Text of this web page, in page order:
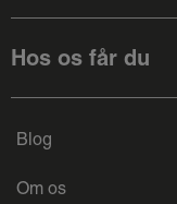
Hos os får du
Blog
Om os